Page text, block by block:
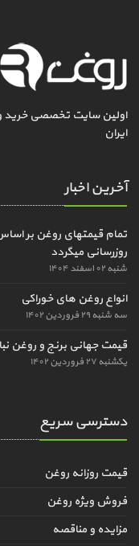
اولین سایت تخصصی خرید
ایران
آخرین اخبار
روزرسانی میگردد
شنبه ۰۲ اسفند ۱۴۰۴
انواع روغن های خوراکی
سه شنبه ۲۹ فروردین ۱۴۰۲
قیمت جهانی برنج و روغن
یکشنبه ۲۷ فروردین ۱۴۰۲
دسترسی سریع
قیمت روزانه روغن
فروش ویژه روغن
مزایده و مناقصه